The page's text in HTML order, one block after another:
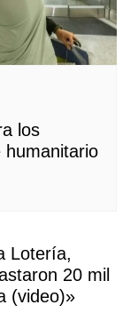
los
humanitario
Lotería,
20 mil
(video)»